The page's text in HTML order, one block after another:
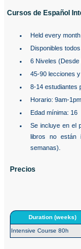
Cursos de Español
Held every
Disponibles
6 Niveles
45-90 lecciones
8-14 estudiantes
Horario: 9am-
Edad mínima: 16
Se incluye en el
libros no están
semanas).
Precios
Duration (weeks)
Intensive Course 80h